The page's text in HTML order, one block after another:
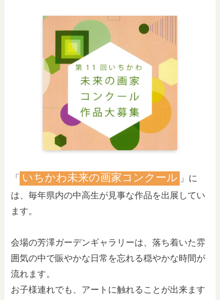
「 いちかわ未来の画家コンクール 」に
は、毎年県内の中高生が見事な作品を出展してい
ます。
会場の芳澤ガーデンギャラリーは、落ち着いた雰
囲気の中で賑やかな日常を忘れる穏やかな時間が
流れます。
お子様連れでも、アートに触れることが出来ます